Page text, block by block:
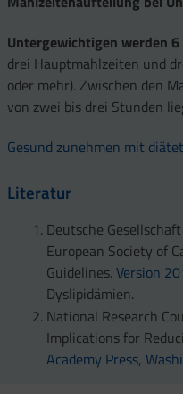
Untergewichtigen werden
drei Hauptmahlzeiten und
oder mehr). Zwischen den
von zwei bis drei Stunden
Gesund zunehmen mit
Literatur
Deutsche
European Society of
Guidelines. Version
Dyslipidämien.
National Research
Implications for
Academy Press,